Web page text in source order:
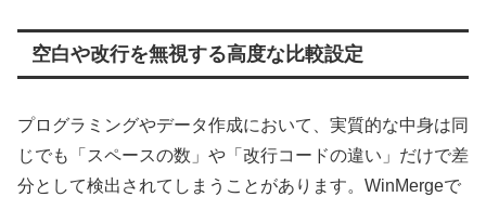
空白や改行を無視する高度な比較設定
プログラミングやデータ作成において、実質的な中身は同
じでも「スペースの数」や「改行コードの違い」だけで差
分として検出されてしまうことがあります。WinMergeで